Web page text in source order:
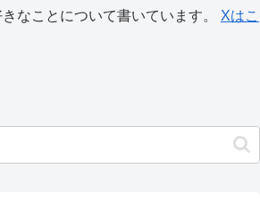
なことについて書いています。 Xはこ